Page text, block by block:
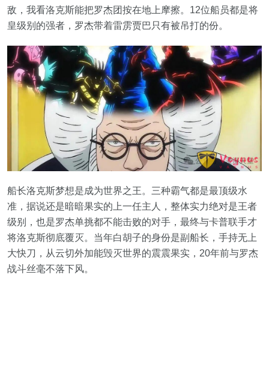
敌，我看洛克斯能把罗杰团按在地上摩擦。12位船员都是将
皇级别的强者，罗杰带着雷雳贾巴只有被吊打的份。
船长洛克斯梦想是成为世界之王。三种霸气都是最顶级水
准，据说还是暗暗果实的上一任主人，整体实力绝对是王者
级别，也是罗杰单挑都不能击败的对手，最终与卡普联手才
将洛克斯彻底覆灭。当年白胡子的身份是副船长，手持无上
大快刀，从云切外加能毁灭世界的震震果实，20年前与罗杰
战斗丝毫不落下风。